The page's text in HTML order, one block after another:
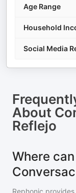
Age Range
Household
Social Media
About
Reflejo
Where
Rephonic